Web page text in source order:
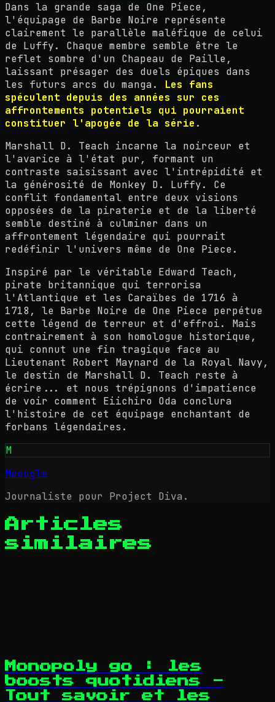
Dans la grande saga de One Piece,
l'équipage de Barbe Noire représente
clairement le parallèle maléfique de celui
de Luffy. Chaque membre semble être le
reflet sombre d'un Chapeau de Paille,
laissant présager des duels épiques dans
les futurs arcs du manga. Les fans
spéculent depuis des années sur ces
affrontements potentiels qui pourraient
constituer l'apogée de la série .
Marshall D. Teach incarne la noirceur et
l'avarice à l'état pur, formant un
contraste saisissant avec l'intrépidité et
la générosité de Monkey D. Luffy. Ce
conflit fondamental entre deux visions
opposées de la piraterie et de la liberté
semble destiné à culminer dans un
affrontement légendaire qui pourrait
redéfinir l'univers même de One Piece.
Inspiré par le véritable Edward Teach,
pirate britannique qui terrorisa
l'Atlantique et les Caraïbes de 1716 à
1718, le Barbe Noire de One Piece perpétue
cette légend de terreur et d'effroi. Mais
contrairement à son homologue historique,
qui connut une fin tragique face au
Lieutenant Robert Maynard de la Royal Navy,
le destin de Marshall D. Teach reste à
écrire... et nous trépignons d'impatience
de voir comment Eiichiro Oda conclura
l'histoire de cet équipage enchantant de
forbans légendaires.
M
Mooogle
Journaliste pour Project Diva.
Articles
similaires
Monopoly go : les
boosts quotidiens -
Tout savoir et les